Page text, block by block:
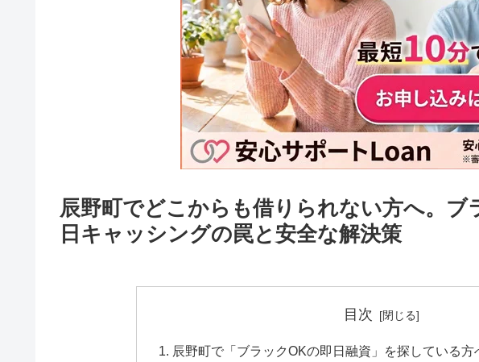
辰野町でどこからも借りられない方へ。ブ
日キャッシングの罠と安全な解決策
目次
辰野町で「ブラックOKの即日融資」を探している方